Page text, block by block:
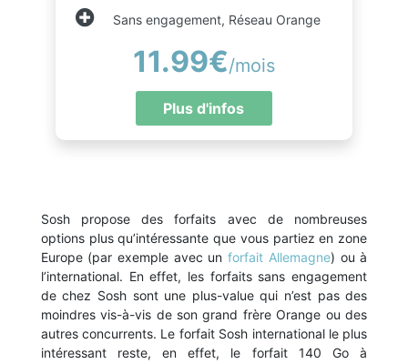
Sans engagement, Réseau Orange
11.99€/mois
Plus d'infos
Sosh propose des forfaits avec de nombreuses
options plus qu’intéressante que vous partiez en zone
Europe (par exemple avec unforfait Allemagne) ou à
l’international. En effet, les forfaits sans engagement
de chez Sosh sont une plus-value qui n’est pas des
moindres vis-à-vis de son grand frère Orange ou des
autres concurrents. Le forfait Sosh international le plus
intéressant reste, en effet, le forfait 140 Go à